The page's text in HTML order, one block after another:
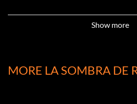
Gana 300.000 puntos Salvo jugando
Show more
MORE LA SOMBRA DE